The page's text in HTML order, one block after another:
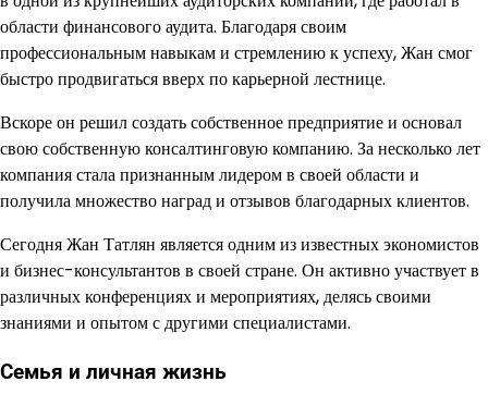
области финансового аудита. Благодаря своим
профессиональным навыкам и стремлению к успеху, Жан смог
быстро продвигаться вверх по карьерной лестнице.
Вскоре он решил создать собственное предприятие и основал
свою собственную консалтинговую компанию. За несколько лет
компания стала признанным лидером в своей области и
получила множество наград и отзывов благодарных клиентов.
Сегодня Жан Татлян является одним из известных экономистов
и бизнес-консультантов в своей стране. Он активно участвует в
различных конференциях и мероприятиях, делясь своими
знаниями и опытом с другими специалистами.
Семья и личная жизнь